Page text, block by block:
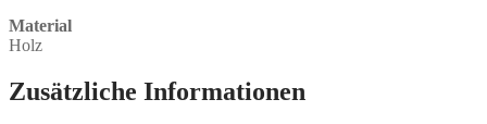
Material
Holz
Zusätzliche Informationen